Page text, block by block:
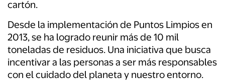
cartón.
Desde la implementación de Puntos Limpios en
2013, se ha logrado reunir más de 10 mil
toneladas de residuos. Una iniciativa que busca
incentivar a las personas a ser más responsables
con el cuidado del planeta y nuestro entorno.